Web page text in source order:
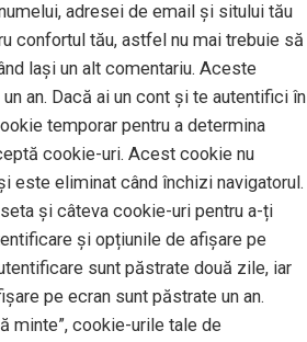
adresei de email și sitului tău
confortul tău, astfel nu mai trebuie să
lași un alt comentariu. Aceste
an. Dacă ai un cont și te autentifici în
temporar pentru a determina
cookie-uri. Acest cookie nu
este eliminat când închizi navigatorul.
și câteva cookie-uri pentru a-ți
și opțiunile de afișare pe
sunt păstrate două zile, iar
pe ecran sunt păstrate un an.
minte”, cookie-urile tale de